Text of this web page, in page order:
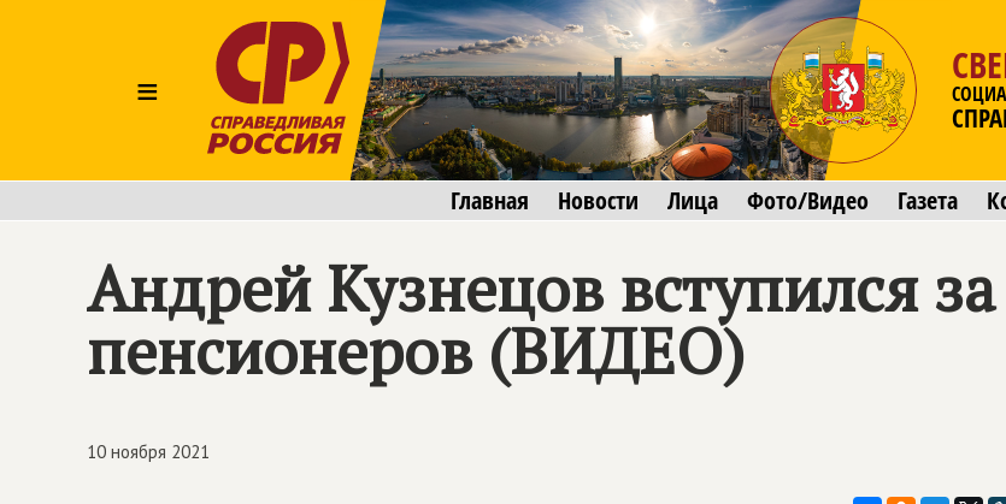
≡
Главная Новости Лица Фото/Видео Газета
Андрей Кузнецов вступился
пенсионеров (ВИДЕО)
10 ноября 2021